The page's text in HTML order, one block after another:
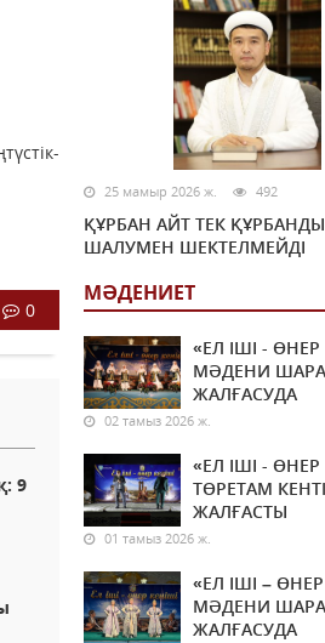
0
9
25 мамыр 2026 ж. 492
ҚҰРБАН АЙТ ТЕК
ШАЛУМЕН ШЕКТЕЛМЕЙДІ
МӘДЕНИЕТ
«ЕЛ ІШІ - ӨНЕР
МӘДЕНИ
ЖАЛҒАСУДА
02 тамыз 2026 ж.
«ЕЛ ІШІ - ӨНЕР
ТӨРЕТАМ
ЖАЛҒАСТЫ
01 тамыз 2026 ж.
«ЕЛ ІШІ –
МӘДЕНИ
ЖАЛҒАСУДА